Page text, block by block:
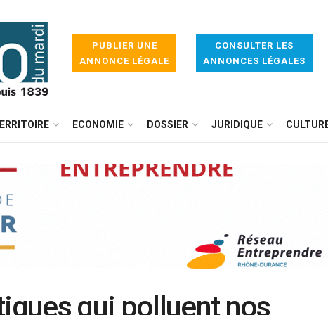
PUBLIER UNE
ANNONCE LÉGALE
CONSULTER LES
ANNONCES LÉGALES
ECONOMIE DOSSIER JURIDIQUE
qui polluent nos